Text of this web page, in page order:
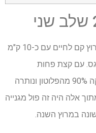
בסופו של שלב ראשון בהולכי רגל, המירוץ קם לחיים עם כ-10 ק"מ
עם קצת פחות
מקילומטר שנותר התרסקות ענק החזיקה 90% מהפלוטון ונותרה
אלה היה זה פול מגנייה
במרוץ השנה.